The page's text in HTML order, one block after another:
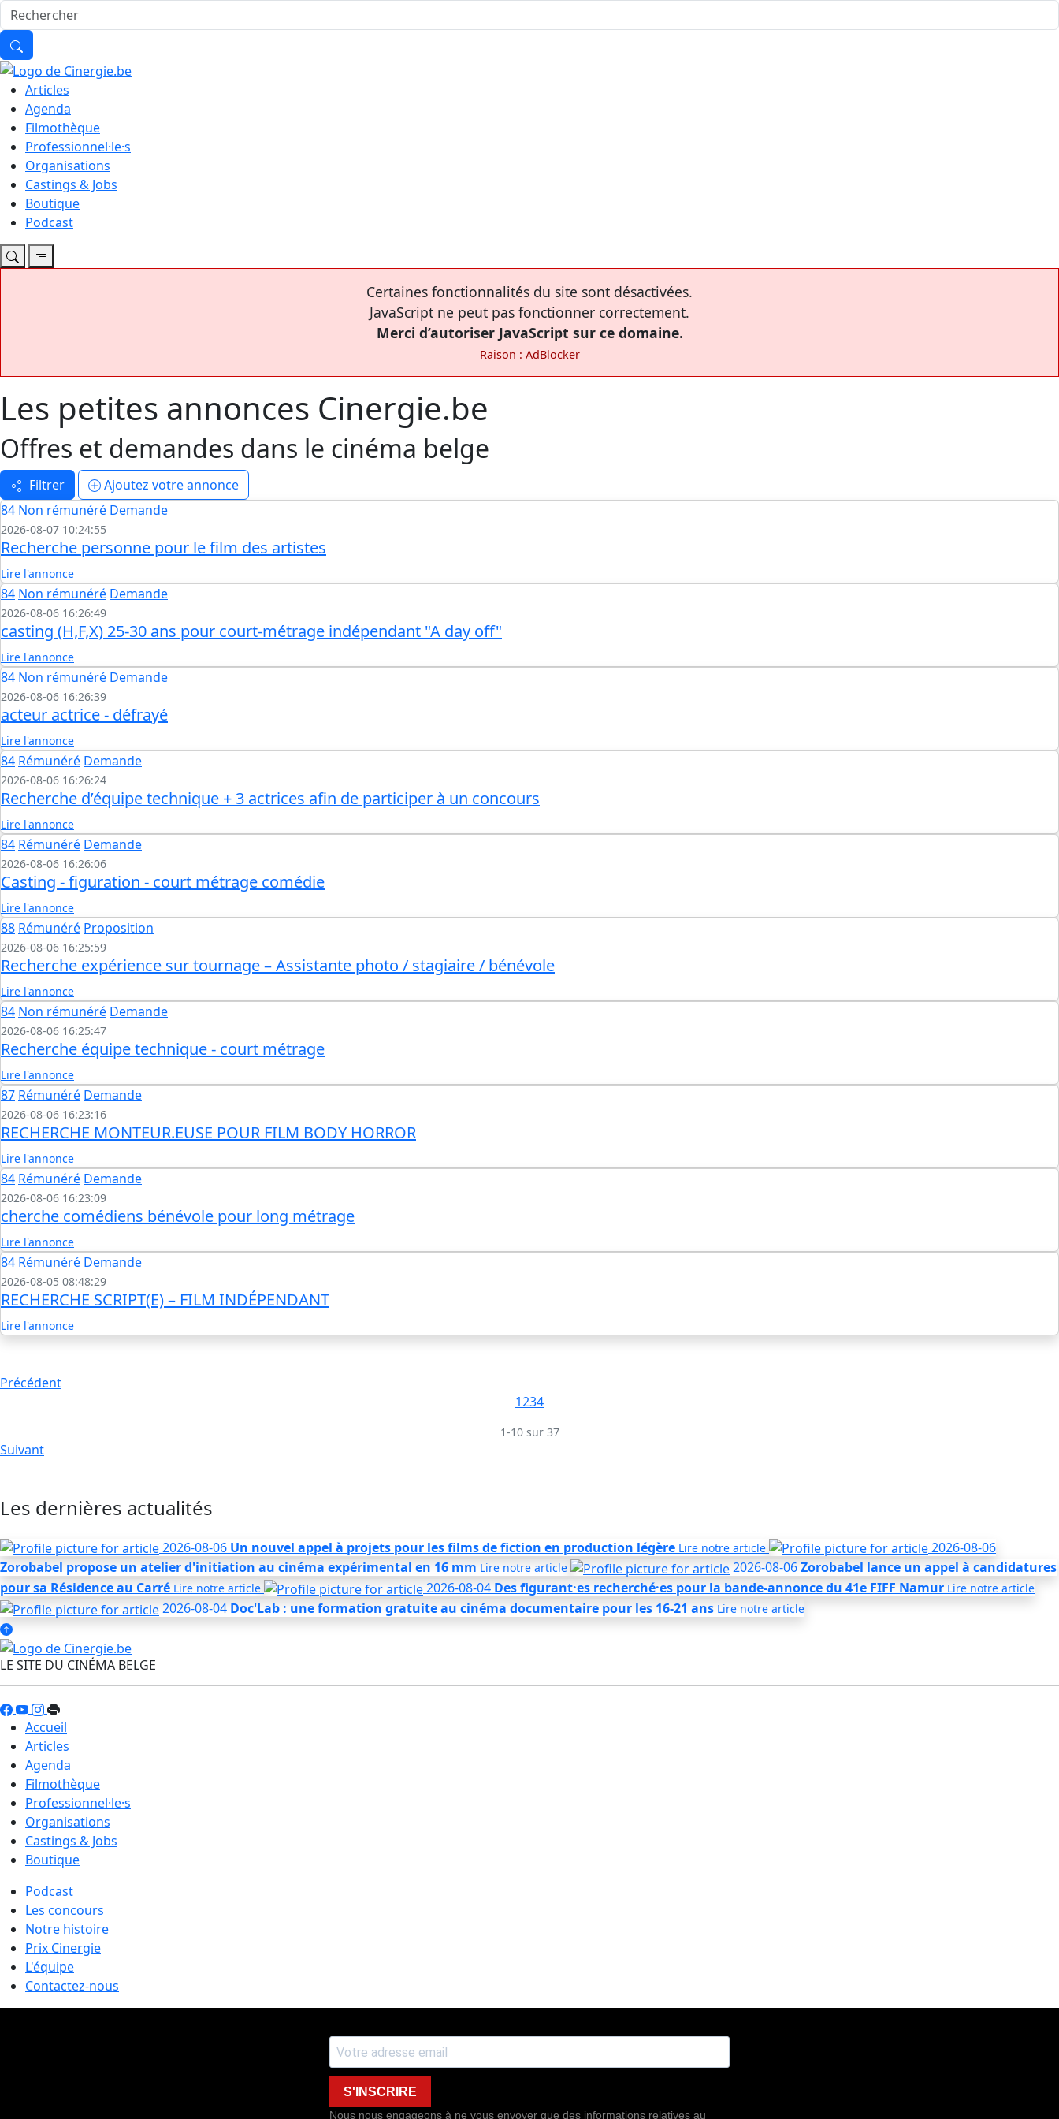
Articles
Agenda
Filmothèque
Professionnel·le·s
Organisations
Castings & Jobs
Boutique
Podcast
Certaines fonctionnalités du site sont désactivées.
JavaScript ne peut pas fonctionner correctement.
Merci d’autoriser JavaScript sur ce domaine.
Raison : AdBlocker
Les petites annonces Cinergie.be
Offres et demandes dans le cinéma belge
Filtrer Ajoutez votre annonce
84 Non rémunéré Demande
2026-08-07 10:24:55
Recherche personne pour le film des artistes
Lire l'annonce
84 Non rémunéré Demande
2026-08-06 16:26:49
casting (H,F,X) 25-30 ans pour court-métrage indépendant "A day off"
Lire l'annonce
84 Non rémunéré Demande
2026-08-06 16:26:39
acteur actrice - défrayé
Lire l'annonce
84 Rémunéré Demande
2026-08-06 16:26:24
Recherche d’équipe technique + 3 actrices afin de participer à un concours
Lire l'annonce
84 Rémunéré Demande
2026-08-06 16:26:06
Casting - figuration - court métrage comédie
Lire l'annonce
88 Rémunéré Proposition
2026-08-06 16:25:59
Recherche expérience sur tournage – Assistante photo / stagiaire / bénévole
Lire l'annonce
84 Non rémunéré Demande
2026-08-06 16:25:47
Recherche équipe technique - court métrage
Lire l'annonce
87 Rémunéré Demande
2026-08-06 16:23:16
RECHERCHE MONTEUR.EUSE POUR FILM BODY HORROR
Lire l'annonce
84 Rémunéré Demande
2026-08-06 16:23:09
cherche comédiens bénévole pour long métrage
Lire l'annonce
84 Rémunéré Demande
2026-08-05 08:48:29
RECHERCHE SCRIPT(E) – FILM INDÉPENDANT
Lire l'annonce
Précédent
1234
1-10 sur 37
Suivant
Les dernières actualités
2026-08-06 Un nouvel appel à projets pour les films de fiction en production légère Lire notre article
2026-08-06
Zorobabel propose un atelier d'initiation au cinéma expérimental en 16 mm Lire notre article 2026-08-06Zorobabel lance un appel à candidatures
pour sa Résidence au Carré Lire notre article 2026-08-04 Des figurant·es recherché·es pour la bande-annonce du 41e FIFF Namur Lire notre article
2026-08-04 Doc'Lab : une formation gratuite au cinéma documentaire pour les 16-21 ans Lire notre article
LE SITE DU CINÉMA BELGE
Accueil
Articles
Agenda
Filmothèque
Professionnel·le·s
Organisations
Castings & Jobs
Boutique
Podcast
Les concours
Notre histoire
Prix Cinergie
L'équipe
Contactez-nous
S'INSCRIRE
Nous nous engageons à ne vous envoyer que des informations relatives au